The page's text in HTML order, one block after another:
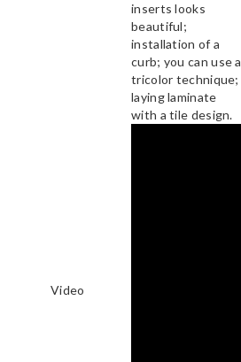
inserts looks
beautiful;
installation of a
curb; you can use a
tricolor technique;
laying laminate
with a tile design.
Video